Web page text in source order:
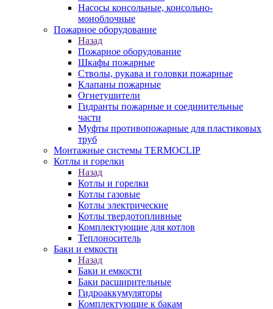
Насосы консольные, консольно-
моноблочные
Пожарное оборудование
Назад
Пожарное оборудование
Шкафы пожарные
Стволы, рукава и головки пожарные
Клапаны пожарные
Огнетушители
Гидранты пожарные и соединительные
части
Муфты противопожарные для пластиковых
труб
Монтажные системы TERMOCLIP
Котлы и горелки
Назад
Котлы и горелки
Котлы газовые
Котлы электрические
Котлы твердотопливные
Комплектующие для котлов
Теплоноситель
Баки и емкости
Назад
Баки и емкости
Баки расширительные
Гидроаккумуляторы
Комплектующие к бакам